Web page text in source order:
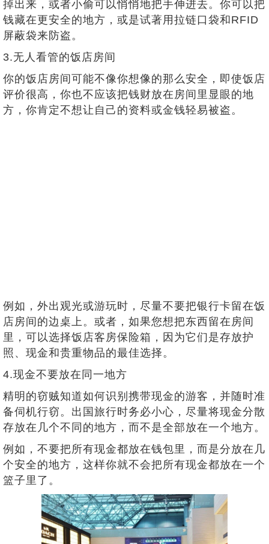
掉出来，或者小偷可以悄悄地把手伸进去。你可以把
钱藏在更安全的地方，或是试著用拉链口袋和RFID
屏蔽袋来防盗。
3.无人看管的饭店房间
你的饭店房间可能不像你想像的那么安全，即使饭店
评价很高，你也不应该把钱财放在房间里显眼的地
方，你肯定不想让自己的资料或金钱轻易被盗。
例如，外出观光或游玩时，尽量不要把银行卡留在饭
店房间的边桌上。或者，如果您想把东西留在房间
里，可以选择饭店客房保险箱，因为它们是存放护
照、现金和贵重物品的最佳选择。
4.现金不要放在同一地方
精明的窃贼知道如何识别携带现金的游客，并随时准
备伺机行窃。出国旅行时务必小心，尽量将现金分散
存放在几个不同的地方，而不是全部放在一个地方。
例如，不要把所有现金都放在钱包里，而是分放在几
个安全的地方，这样你就不会把所有现金都放在一个
篮子里了。